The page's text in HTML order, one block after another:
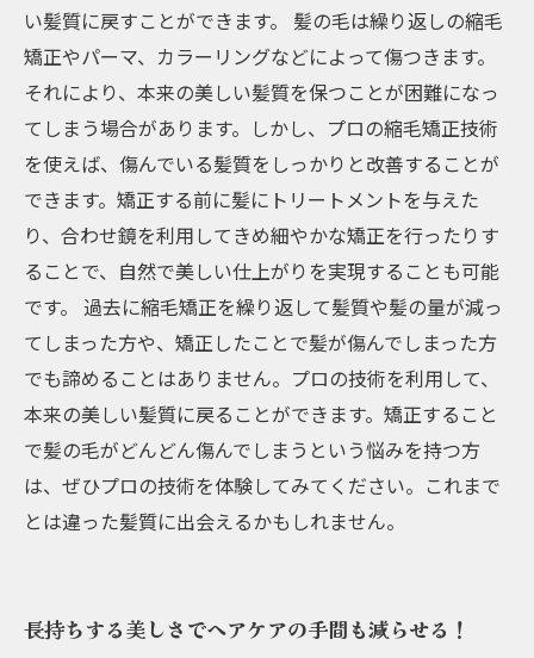
い髪質に戻すことができます。 髪の毛は繰り返しの縮毛
矯正やパーマ、カラーリングなどによって傷つきます。
それにより、本来の美しい髪質を保つことが困難になっ
てしまう場合があります。しかし、プロの縮毛矯正技術
を使えば、傷んでいる髪質をしっかりと改善することが
できます。矯正する前に髪にトリートメントを与えた
り、合わせ鏡を利用してきめ細やかな矯正を行ったりす
ることで、自然で美しい仕上がりを実現することも可能
です。 過去に縮毛矯正を繰り返して髪質や髪の量が減っ
てしまった方や、矯正したことで髪が傷んでしまった方
でも諦めることはありません。プロの技術を利用して、
本来の美しい髪質に戻ることができます。矯正すること
で髪の毛がどんどん傷んでしまうという悩みを持つ方
は、ぜひプロの技術を体験してみてください。これまで
とは違った髪質に出会えるかもしれません。
長持ちする美しさでヘアケアの手間も減らせる！